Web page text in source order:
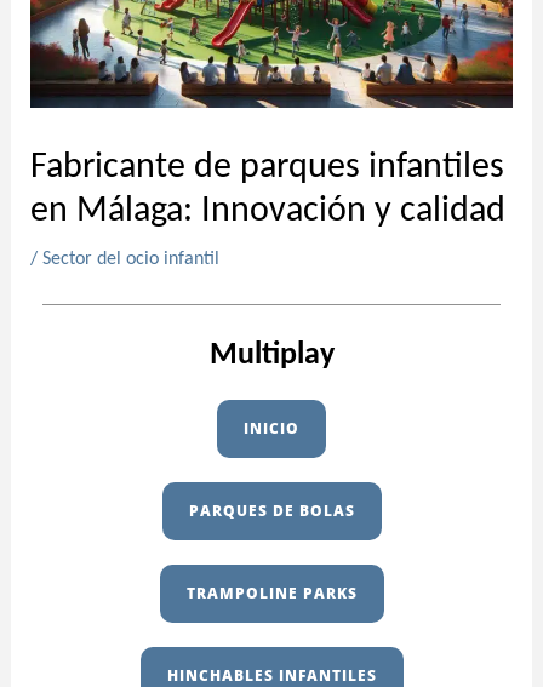
Fabricante de parques infantiles
en Málaga: Innovación y calidad
/ Sector del ocio infantil
Multiplay
INICIO
PARQUES DE BOLAS
TRAMPOLINE PARKS
HINCHABLES INFANTILES